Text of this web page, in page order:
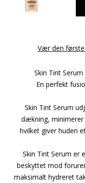
Vær den
Skin Tint Serum
En perfekt
Skin Tint Serum
dækning,
hvilket giver huden
Skin Tint Serum er
beskyttet mod
maksimalt hydreret